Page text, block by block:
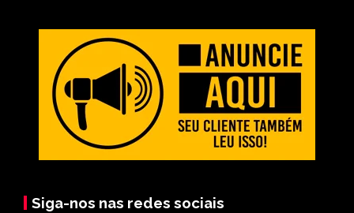
Siga-nos nas redes sociais